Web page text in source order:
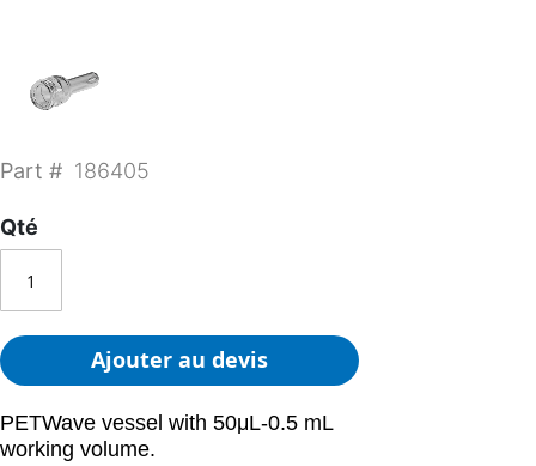
Part # 186405
Qté
Ajouter au devis
PETWave vessel with 50μL-0.5 mL
working volume.